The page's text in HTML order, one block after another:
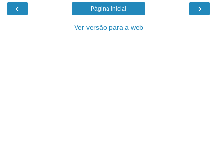
‹ ›
Página inicial
Ver versão para a web